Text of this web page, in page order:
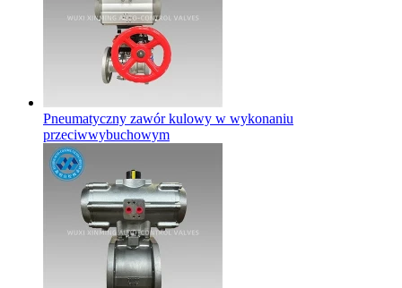
Pneumatyczny zawór kulowy w wykonaniu
przeciwwybuchowym